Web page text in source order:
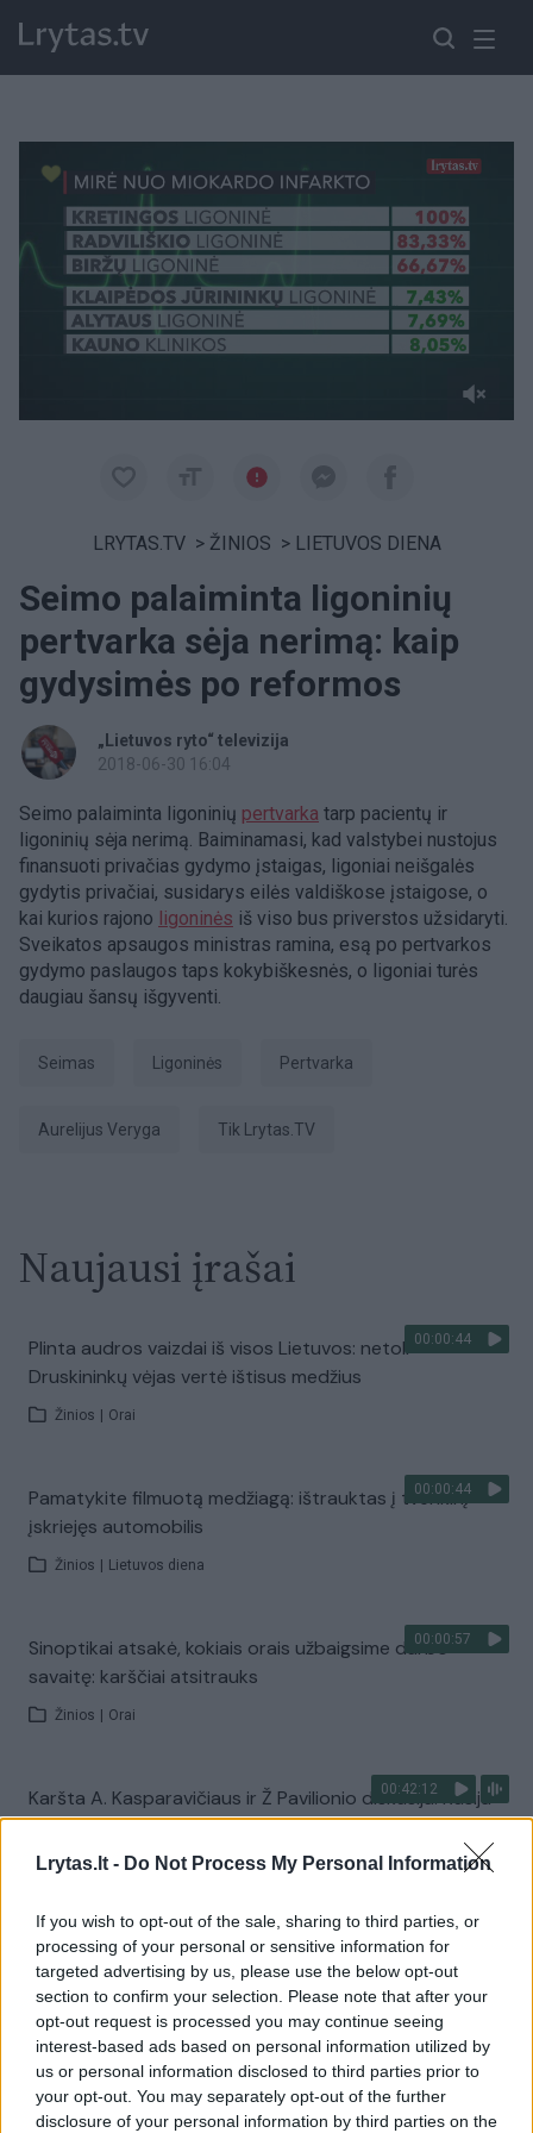
Lrytas.lt - Do Not Process My Personal Information
If you wish to opt-out of the sale, sharing to third parties, or
processing of your personal or sensitive information for
targeted advertising by us, please use the below opt-out
section to confirm your selection. Please note that after your
opt-out request is processed you may continue seeing
interest-based ads based on personal information utilized by
us or personal information disclosed to third parties prior to
your opt-out. You may separately opt-out of the further
disclosure of your personal information by third parties on the
Paremkite Ukrainą
LRYTAS.TV > ŽINIOS > LIETUVOS DIENA
Seimo palaiminta ligoninių
pertvarka sėja nerimą: kaip
gydysimės po reformos
„Lietuvos ryto“ televizija
2018-06-30 16:04
Seimo palaiminta ligoninių pertvarka tarp pacientų ir
ligoninių sėja nerimą. Baiminamasi, kad valstybei nustojus
finansuoti privačias gydymo įstaigas, ligoniai neišgalės
gydytis privačiai, susidarys eilės valdiškose įstaigose, o
kai kurios rajono ligoninės iš viso bus priverstos užsidaryti.
Sveikatos apsaugos ministras ramina, esą po pertvarkos
gydymo paslaugos taps kokybiškesnės, o ligoniai turės
daugiau šansų išgyventi.
Seimas ligoninės pertvarka
Aurelijus Veryga tik Lrytas.TV
Naujausi įrašai
00:00:44
Plinta audros vaizdai iš visos Lietuvos: netoli
Druskininkų vėjas vertė ištisus medžius
Žinios Orai
00:00:44
Pamatykite filmuotą medžiagą: ištrauktas į tvenkinį
įskriejęs automobilis
Žinios Lietuvos diena
00:00:57
Sinoptikai atsakė, kokiais orais užbaigsime darbo
savaitę: karščiai atsitrauks
Žinios Orai
00:42:12
Karšta A. Kasparavičiaus ir Ž Pavilionio diskusija: Rusija
– Europos šeimos narė?
Laidos | Lietuva tiesiogiai
Visi įrašai
Žiūrimiausi įrašai